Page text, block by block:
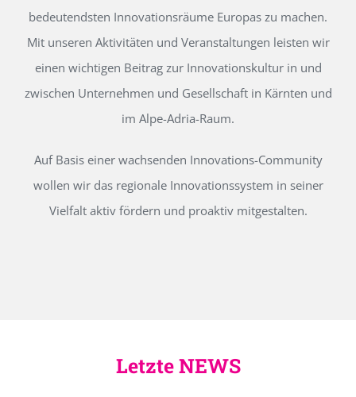
bedeutendsten Innovationsräume Europas zu machen.
Mit unseren Aktivitäten und Veranstaltungen leisten wir
einen wichtigen Beitrag zur Innovationskultur in und
zwischen Unternehmen und Gesellschaft in Kärnten und
im Alpe-Adria-Raum.
Auf Basis einer wachsenden Innovations-Community
wollen wir das regionale Innovationssystem in seiner
Vielfalt aktiv fördern und proaktiv mitgestalten.
Letzte NEWS